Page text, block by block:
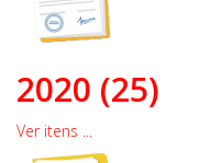
2020 (25)
Ver itens ...